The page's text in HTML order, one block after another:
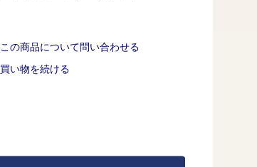
この商品について問い合わせる
買い物を続ける